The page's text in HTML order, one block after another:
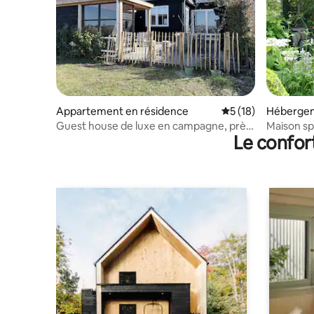
Appartement en résidence Évaluation
5 (18)
Guest house de luxe en campagne, près
Maison
Le